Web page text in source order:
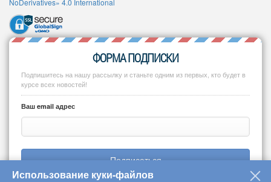
NoDerivatives» 4.0 International
ФОРМА ПОДПИСКИ
Подпишитесь на нашу рассылку и станьте одним из первых, кто будет в
курсе всех новостей!
Ваш email адрес
Подписаться
Использование куки-файлов